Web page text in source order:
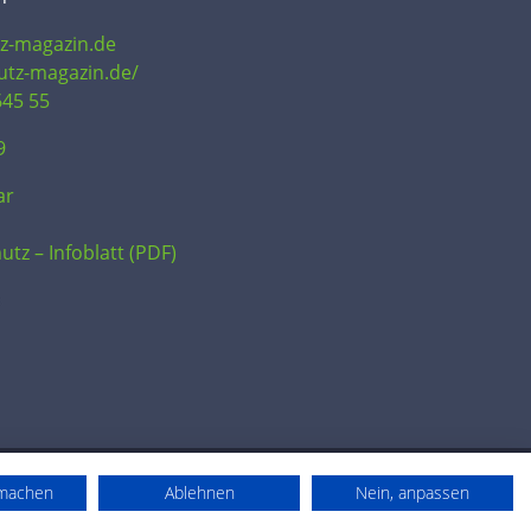
magazin.de
magazin.de/
55
– Infoblatt (PDF)
Ablehnen Nein, anpassen